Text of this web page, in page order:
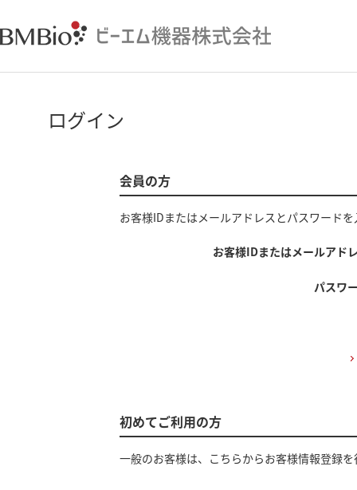
ログイン
会員の方
お客様IDまたはメールアドレス とパスワード
お客様IDまたはメールアド
パスワ
初めてご利用の方
一般のお客様は、こちらからお客様情報登録